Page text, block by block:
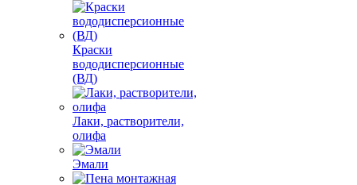
Краски
вододисперсионные
(ВД)
Лаки, растворители,
олифа
Эмали